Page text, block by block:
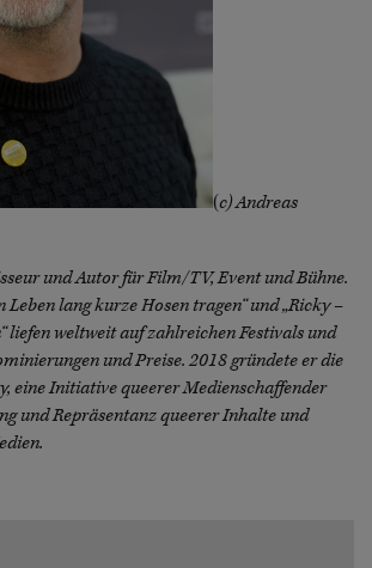
(c) Andreas
und Autor für Film/TV, Event und Bühne.
Leben lang kurze Hosen tragen“ und „Ricky –
liefen weltweit auf zahlreichen Festivals und
und Preise. 2018 gründete er die
eine Initiative queerer Medienschaffender
und Repräsentanz queerer Inhalte und